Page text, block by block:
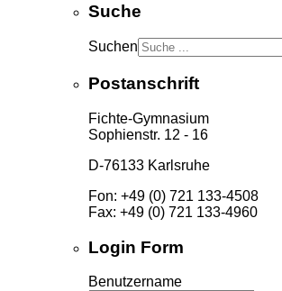
Suche
Suchen
Postanschrift
Fichte-Gymnasium
Sophienstr. 12 - 16
D-76133 Karlsruhe
Fon: +49 (0) 721 133-4508
Fax: +49 (0) 721 133-4960
Login Form
Benutzername